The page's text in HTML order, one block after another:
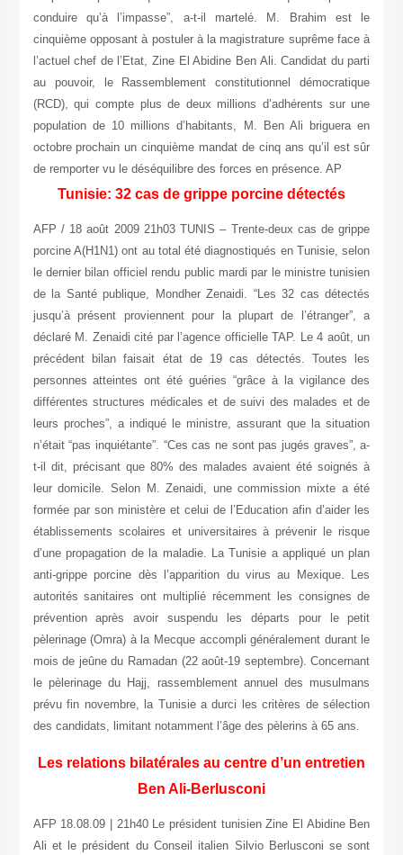
conduire qu’à l’impasse”, a-t-il martelé. M. Brahim est le
cinquième opposant à postuler à la magistrature suprême face à
l’actuel chef de l’Etat, Zine El Abidine Ben Ali. Candidat du parti
au pouvoir, le Rassemblement constitutionnel démocratique
(RCD), qui compte plus de deux millions d’adhérents sur une
population de 10 millions d’habitants, M. Ben Ali briguera en
octobre prochain un cinquième mandat de cinq ans qu’il est sûr
de remporter vu le déséquilibre des forces en présence. AP
Tunisie: 32 cas de grippe porcine détectés
AFP / 18 août 2009 21h03 TUNIS – Trente-deux cas de grippe
porcine A(H1N1) ont au total été diagnostiqués en Tunisie, selon
le dernier bilan officiel rendu public mardi par le ministre tunisien
de la Santé publique, Mondher Zenaidi. “Les 32 cas détectés
jusqu’à présent proviennent pour la plupart de l’étranger”, a
déclaré M. Zenaidi cité par l’agence officielle TAP. Le 4 août, un
précédent bilan faisait état de 19 cas détectés. Toutes les
personnes atteintes ont été guéries “grâce à la vigilance des
différentes structures médicales et de suivi des malades et de
leurs proches”, a indiqué le ministre, assurant que la situation
n’était “pas inquiétante”. “Ces cas ne sont pas jugés graves”, a-
t-il dit, précisant que 80% des malades avaient été soignés à
leur domicile. Selon M. Zenaidi, une commission mixte a été
formée par son ministère et celui de l’Education afin d’aider les
établissements scolaires et universitaires à prévenir le risque
d’une propagation de la maladie. La Tunisie a appliqué un plan
anti-grippe porcine dès l’apparition du virus au Mexique. Les
autorités sanitaires ont multiplié récemment les consignes de
prévention après avoir suspendu les départs pour le petit
pèlerinage (Omra) à la Mecque accompli généralement durant le
mois de jeûne du Ramadan (22 août-19 septembre). Concernant
le pèlerinage du Hajj, rassemblement annuel des musulmans
prévu fin novembre, la Tunisie a durci les critères de sélection
des candidats, limitant notamment l’âge des pèlerins à 65 ans.
Les relations bilatérales au centre d’un entretien
Ben Ali-Berlusconi
AFP 18.08.09 | 21h40 Le président tunisien Zine El Abidine Ben
Ali et le président du Conseil italien Silvio Berlusconi se sont